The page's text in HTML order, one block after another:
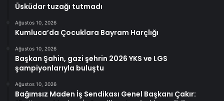
Üsküdar tuzağı tutmadı
Ağustos 10, 2026
Kumluca’da Çocuklara Bayram Harçlığı
Ağustos 10, 2026
Başkan Şahin, gazi şehrin 2026 YKS ve LGS
şampiyonlarıyla buluştu
Ağustos 10, 2026
Bağımsız Maden İş Sendikası Genel Başkanı Çakır: